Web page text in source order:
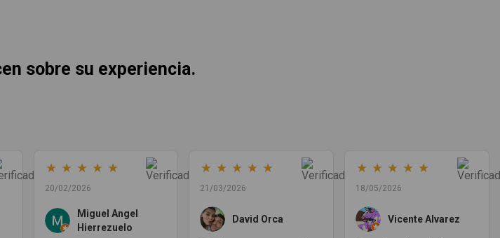
sobre su experiencia.
★ ★ ★ ★ ★
20/02/2026
Miguel Angel
Hierrezuelo
★ ★ ★ ★ ★
21/03/2026
David Orca
★ ★ ★ ★ ★
18/05/2026
Vicente Alvarez